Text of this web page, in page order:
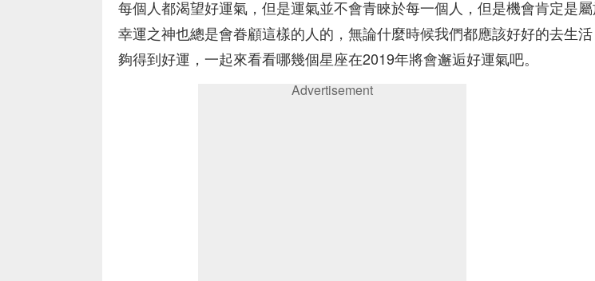
每個人都渴望好運氣，但是運氣並不會青睞於每一個人，但是機會肯定是屬
幸運之神也總是會眷顧這樣的人的，無論什麼時候我們都應該好好的去生
夠得到好運，一起來看看哪幾個星座在2019年將會邂逅好運氣吧。
Advertisement